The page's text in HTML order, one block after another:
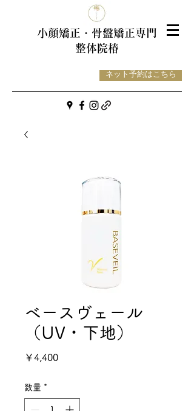
小顔矯正・骨盤矯正専門
整体院椿
ネット予約はこちら
ベースヴェール
（UV・下地）
￥4,400価
数量 *